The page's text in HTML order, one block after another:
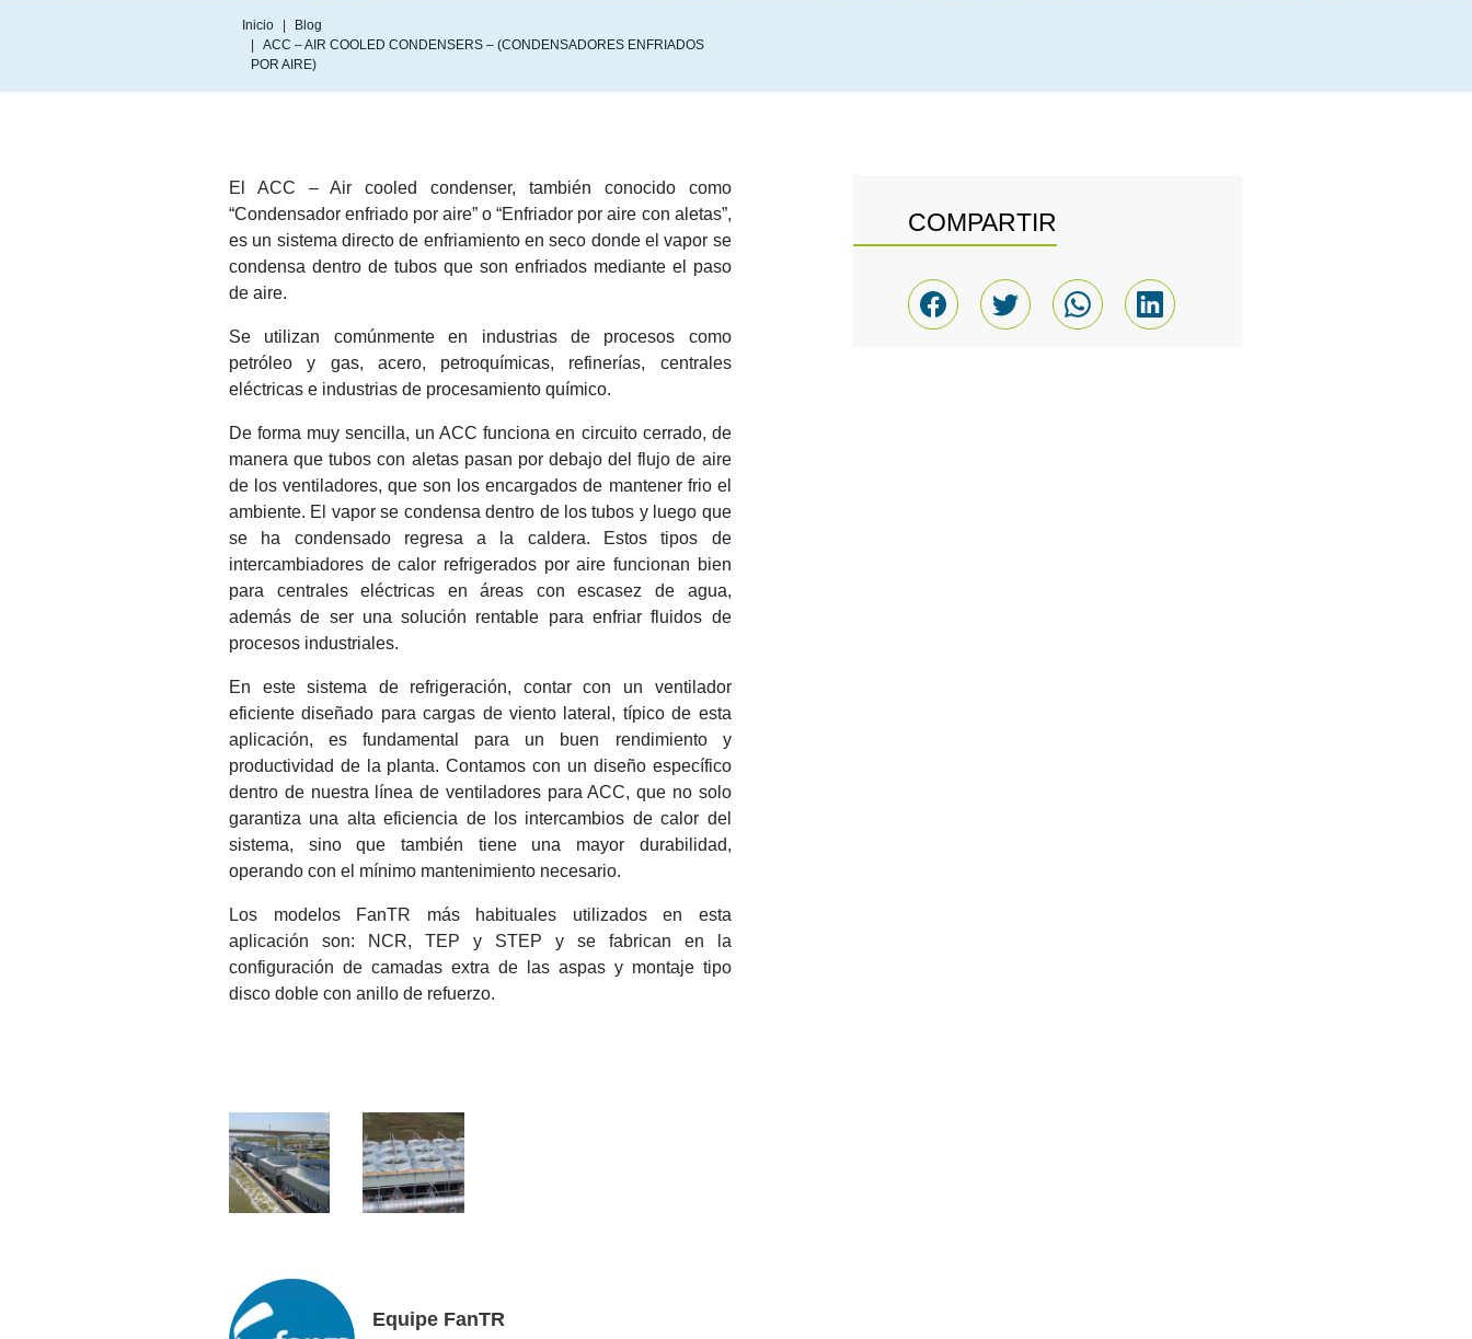
Inicio
Blog
ACC – AIR COOLED CONDENSERS – (CONDENSADORES ENFRIADOS
POR AIRE)
El ACC – Air cooled condenser, también conocido como
“Condensador enfriado por aire” o “Enfriador por aire con aletas”,
es un sistema directo de enfriamiento en seco donde el vapor se
condensa dentro de tubos que son enfriados mediante el paso
de aire.
Se utilizan comúnmente en industrias de procesos como
petróleo y gas, acero, petroquímicas, refinerías, centrales
eléctricas e industrias de procesamiento químico.
De forma muy sencilla, un ACC funciona en circuito cerrado, de
manera que tubos con aletas pasan por debajo del flujo de aire
de los ventiladores, que son los encargados de mantener frio el
ambiente. El vapor se condensa dentro de los tubos y luego que
se ha condensado regresa a la caldera. Estos tipos de
intercambiadores de calor refrigerados por aire funcionan bien
para centrales eléctricas en áreas con escasez de agua,
además de ser una solución rentable para enfriar fluidos de
procesos industriales.
En este sistema de refrigeración, contar con un ventilador
eficiente diseñado para cargas de viento lateral, típico de esta
aplicación, es fundamental para un buen rendimiento y
productividad de la planta. Contamos con un diseño específico
dentro de nuestra línea de ventiladores para ACC, que no solo
garantiza una alta eficiencia de los intercambios de calor del
sistema, sino que también tiene una mayor durabilidad,
operando con el mínimo mantenimiento necesario.
Los modelos FanTR más habituales utilizados en esta
aplicación son: NCR, TEP y STEP y se fabrican en la
configuración de camadas extra de las aspas y montaje tipo
disco doble con anillo de refuerzo.
Equipe FanTR
COMPARTIR